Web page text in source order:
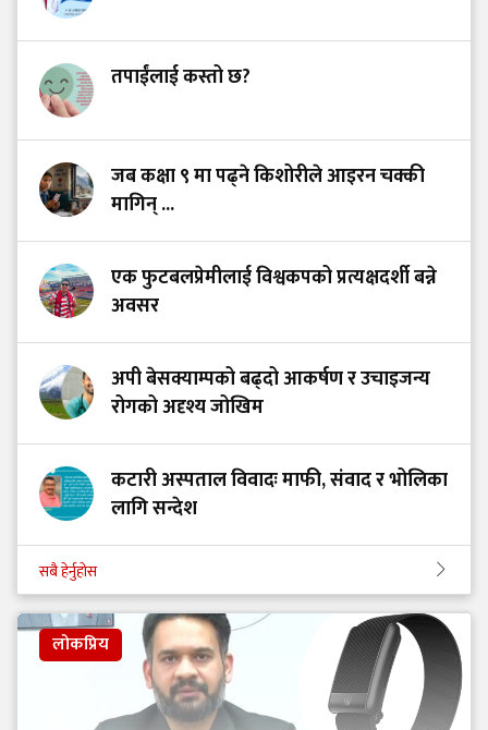
तपाईंलाई कस्तो छ?
जब कक्षा ९ मा पढ्ने किशोरीले आइरन चक्की
मागिन् ...
एक फुटबलप्रेमीलाई विश्वकपको प्रत्यक्षदर्शी बन्ने
अवसर
अपी बेसक्याम्पको बढ्दो आकर्षण र उचाइजन्य
रोगको अदृश्य जोखिम
कटारी अस्पताल विवादः माफी, संवाद र भोलिका
लागि सन्देश
सबै हेर्नुहोस
लोकप्रिय